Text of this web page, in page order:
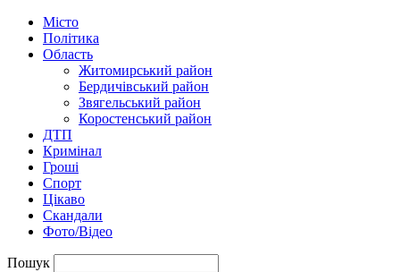
Місто
Політика
Область
Житомирський район
Бердичівський район
Звягельський район
Коростенський район
ДТП
Кримінал
Гроші
Спорт
Цікаво
Скандали
Фото/Відео
Пошук